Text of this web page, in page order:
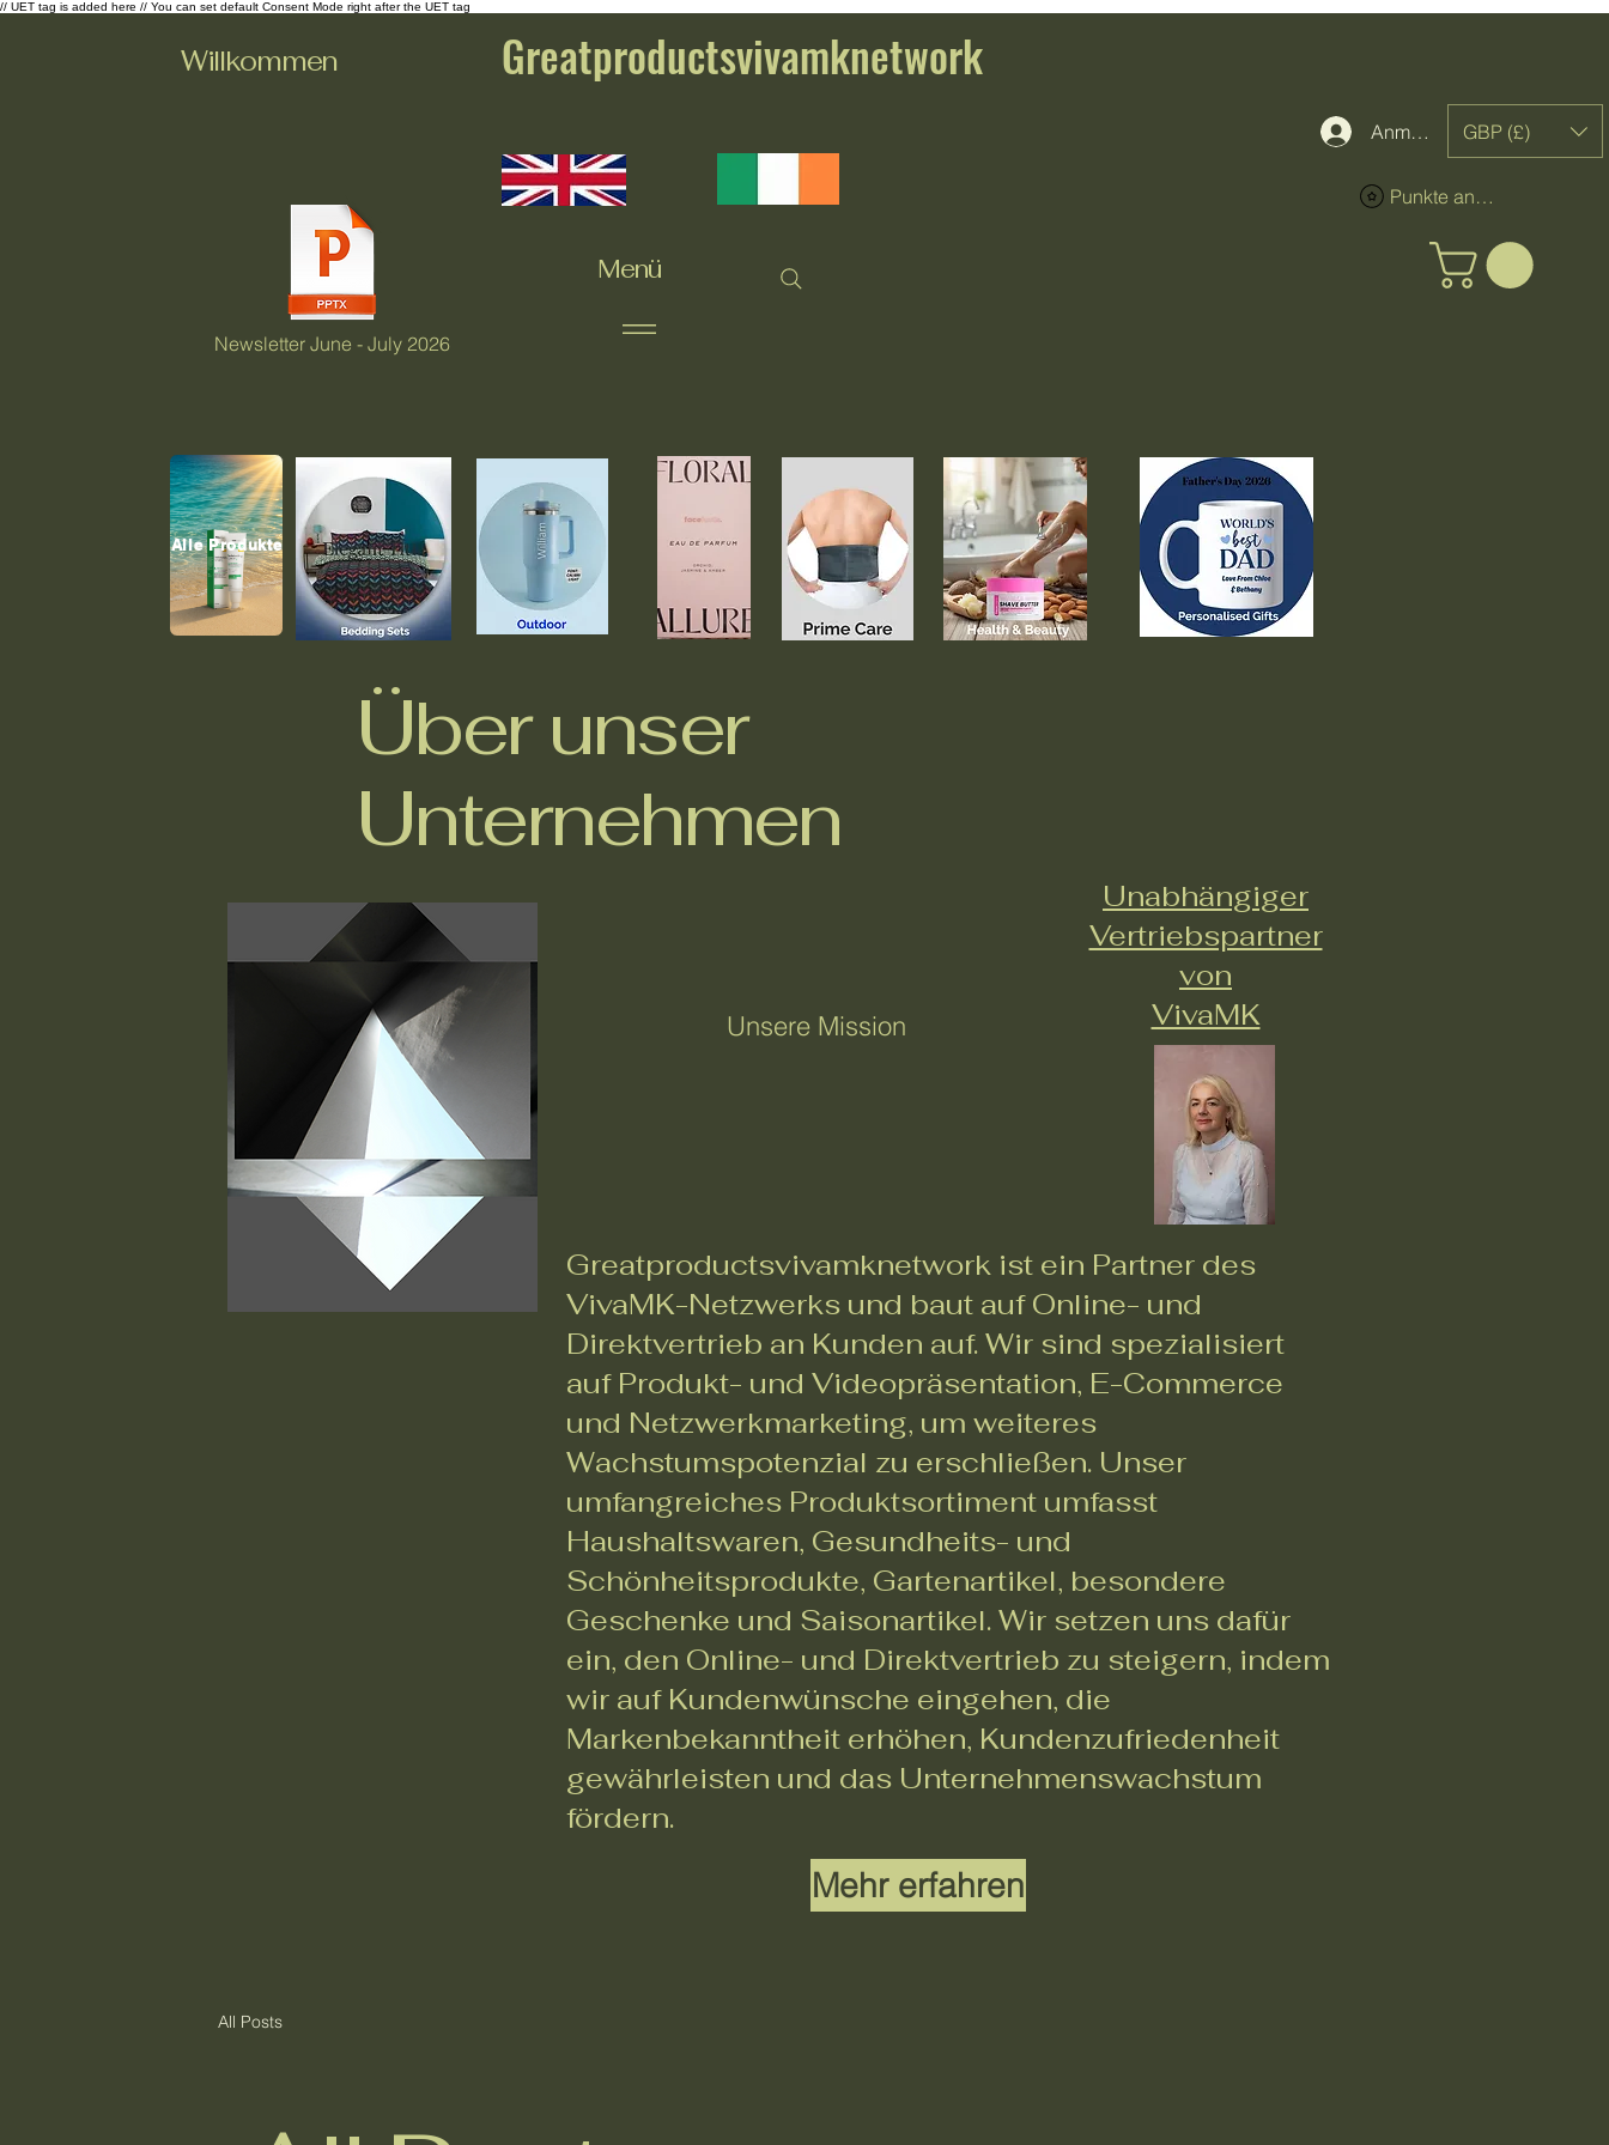
// UET tag is added here // You can set default Consent Mode right after the UET tag
Willkommen
Newsletter June - July 2026
Greatproductsvivamknetwork
Menü
Anmelden GBP (£)
Punkte ansehen
Alle Produkte
Über unser
Unternehmen
Unsere Mission
Unabhängiger
Vertriebspartner
von
VivaMK
Greatproductsvivamknetwork ist ein Partner des
VivaMK-Netzwerks und baut auf Online- und
Direktvertrieb an Kunden auf. Wir sind spezialisiert
auf Produkt- und Videopräsentation, E-Commerce
und Netzwerkmarketing, um weiteres
Wachstumspotenzial zu erschließen. Unser
umfangreiches Produktsortiment umfasst
Haushaltswaren, Gesundheits- und
Schönheitsprodukte, Gartenartikel, besondere
Geschenke und Saisonartikel. Wir setzen uns dafür
ein, den Online- und Direktvertrieb zu steigern, indem
wir auf Kundenwünsche eingehen, die
Markenbekanntheit erhöhen, Kundenzufriedenheit
gewährleisten und das Unternehmenswachstum
fördern.
Mehr erfahren
All Posts